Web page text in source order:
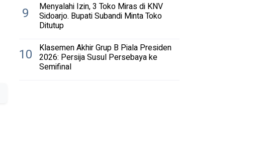
9 Menyalahi Izin, 3 Toko Miras di KNV
Sidoarjo. Bupati Subandi Minta Toko
Ditutup
10 Klasemen Akhir Grup B Piala Presiden
2026: Persija Susul Persebaya ke
Semifinal